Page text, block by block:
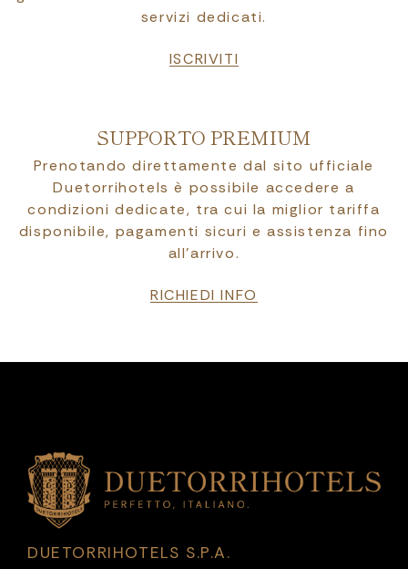
servizi dedicati.
ISCRIVITI
SUPPORTO PREMIUM
Prenotando direttamente dal sito ufficiale
Duetorrihotels è possibile accedere a
condizioni dedicate, tra cui la miglior tariffa
disponibile, pagamenti sicuri e assistenza fino
all’arrivo.
RICHIEDI INFO
DUETORRIHOTELS S.P.A.